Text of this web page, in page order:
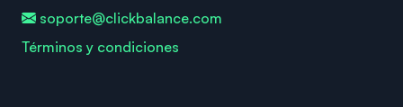
soporte@clickbalance.com
Términos y condiciones